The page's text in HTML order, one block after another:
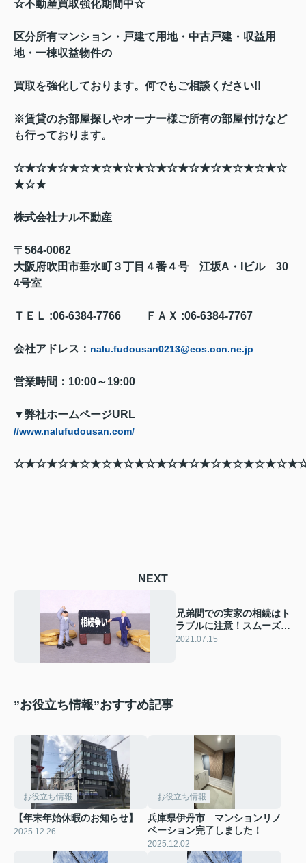
☆不動産買取強化期間中☆
区分所有マンション・戸建て用地・中古戸建・収益用
地・一棟収益物件の
買取を強化しております。何でもご相談ください!!
※賃貸のお部屋探しやオーナー様ご所有の部屋付けなど
も行っております。
☆★☆★☆★☆★☆★☆★☆★☆★☆★☆★☆★☆★☆
★☆★
株式会社ナル不動産
〒 564-0062
大阪府吹田市垂水町３丁目４番４号 江坂A ・ ビル 30
4号室
ＴＥＬ :06-6384-7766 ＦＡＸ :06-6384-7767
会社アドレス： nalu.fudousan0213@eos.ocn.ne.jp
営業時間： 10:00～19:00
▼弊社ホームページURL
//www.nalufudousan.com/
NEXT
兄弟間での実家の相続はト
ラブルに注意！スムーズに
手続きするためには
2021.07.15
”お役立ち情報”おすすめ記事
お役立ち情報
【年末年始休暇のお知らせ】
2025.12.26
お役立ち情報
兵庫県伊丹市 マンションリノ
ベーション完了しました！
2025.12.02